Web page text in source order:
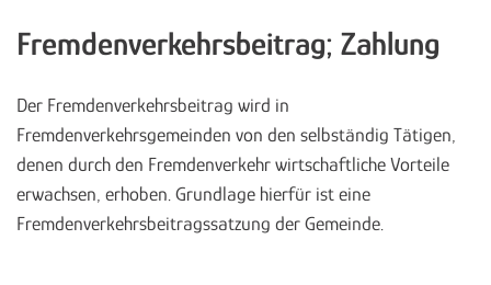
Fremdenverkehrsbeitrag; Zahlung
Der Fremdenverkehrsbeitrag wird in
Fremdenverkehrsgemeinden von den selbständig Tätigen,
denen durch den Fremdenverkehr wirtschaftliche Vorteile
erwachsen, erhoben. Grundlage hierfür ist eine
Fremdenverkehrsbeitragssatzung der Gemeinde.